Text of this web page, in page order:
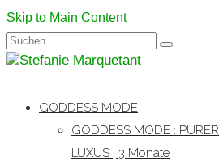
Skip to Main Content
Suchen
nach:
GODDESS MODE
GODDESS MODE : PURER
LUXUS | 3 Monate